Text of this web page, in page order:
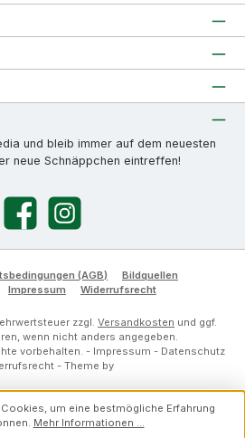
und bleib immer auf dem neuesten
neue Schnäppchen eintreffen!
FacebookInstagram
(AGB)
Bildquellen
Impressum Widerrufsrecht
zzgl. Versandkosten und ggf.
wenn nicht anders angegeben.
vorbehalten. - Impressum - Datenschutz
- Theme by
um eine bestmögliche Erfahrung
Mehr Informationen ...